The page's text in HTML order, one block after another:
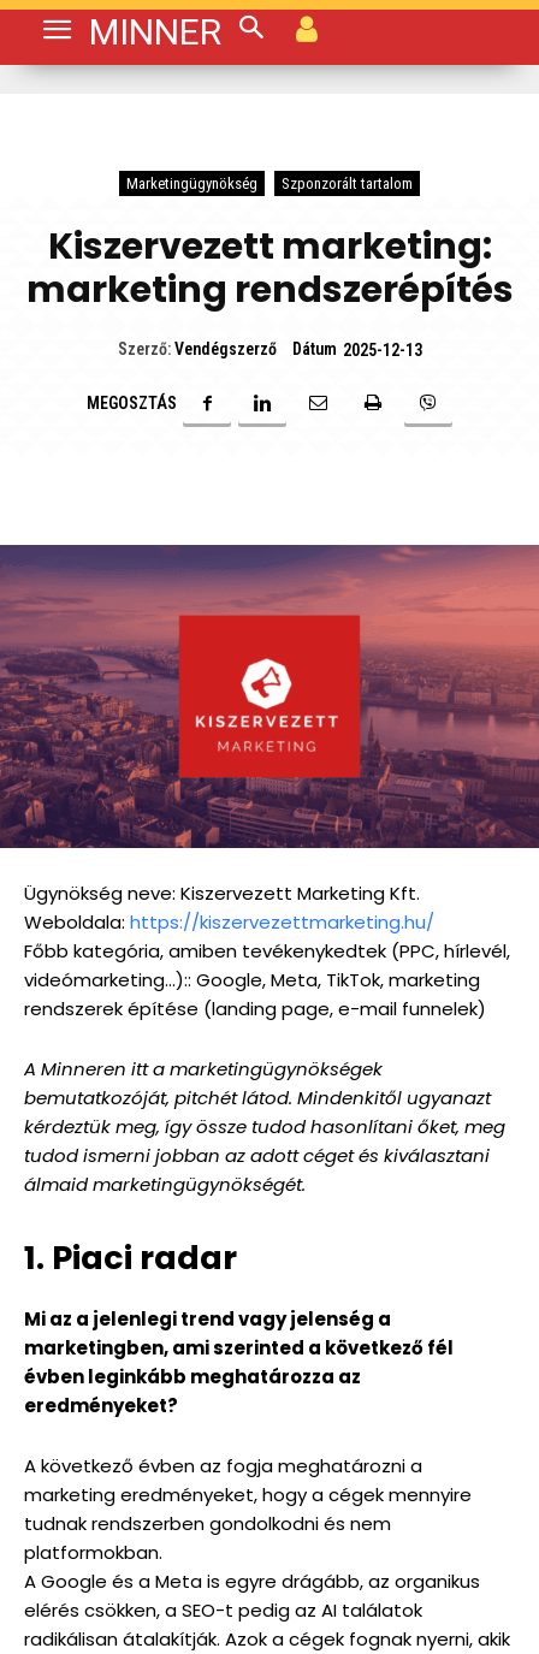
MINNER
Marketingügynökség Szponzorált tartalom
Kiszervezett marketing:
marketing rendszerépítés
Szerző: Vendégszerző Dátum 2025-12-13
MEGOSZTÁS
Ügynökség neve: Kiszervezett Marketing Kft.
Weboldala: https://kiszervezettmarketing.hu/
Főbb kategória, amiben tevékenykedtek (PPC, hírlevél,
videómarketing…):: Google, Meta, TikTok, marketing
rendszerek építése (landing page, e-mail funnelek)
A Minneren itt a marketingügynökségek
bemutatkozóját, pitchét látod. Mindenkitől ugyanazt
kérdeztük meg, így össze tudod hasonlítani őket, meg
tudod ismerni jobban az adott céget és kiválasztani
álmaid marketingügynökségét.
1. Piaci radar
Mi az a jelenlegi trend vagy jelenség a
marketingben, ami szerinted a következő fél
évben leginkább meghatározza az
eredményeket?
A következő évben az fogja meghatározni a
marketing eredményeket, hogy a cégek mennyire
tudnak rendszerben gondolkodni és nem
platformokban.
A Google és a Meta is egyre drágább, az organikus
elérés csökken, a SEO-t pedig az AI találatok
radikálisan átalakítják. Azok a cégek fognak nyerni, akik